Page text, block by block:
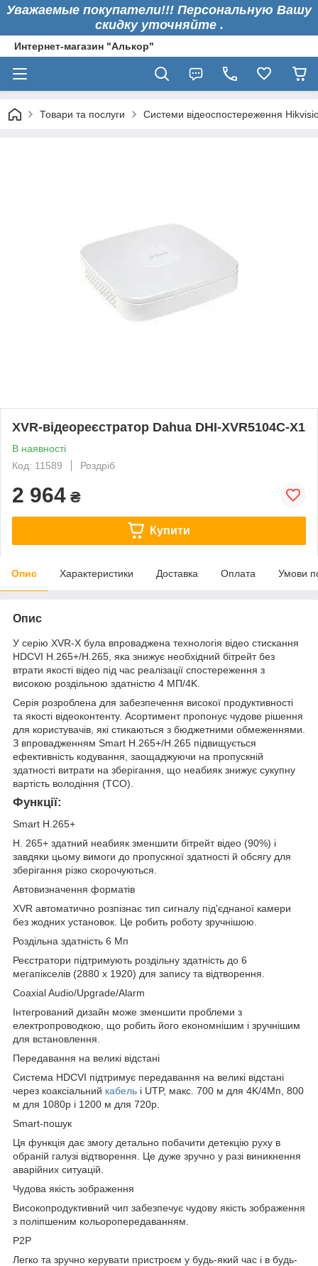
Уважаемые покупатели!!! Персональную Вашу
скидку уточняйте .
Интернет-магазин "Алькор"
Товари та послуги Системи відеоспостереження
XVR-відеореєстратор Dahua DHI-XVR5104C-X1
В наявності
Код: 11589
Роздріб
2 964 ₴
Купити
Опис Характеристики Доставка Оплата Умови
Опис
У серію XVR-X була впроваджена технологія відео стискання
HDCVI H.265+/H.265, яка знижує необхідний бітрейт без
втрати якості відео під час реалізації спостереження з
високою роздільною здатністю 4 МП/4K.
Серія розроблена для забезпечення високої продуктивності
та якості відеоконтенту. Асортимент пропонує чудове рішення
для користувачів, які стикаються з бюджетними обмеженнями.
З впровадженням Smart H.265+/H.265 підвищується
ефективність кодування, заощаджуючи на пропускній
здатності витрати на зберігання, що неабияк знижує сукупну
вартість володіння (TCO).
Функції:
Smart H.265+
H. 265+ здатний неабияк зменшити бітрейт відео (90%) і
завдяки цьому вимоги до пропускної здатності й обсягу для
зберігання різко скорочуються.
Автовизначення форматів
XVR автоматично розпізнає тип сигналу під'єднаної камери
без жодних установок. Це робить роботу зручнішою.
Роздільна здатність 6 Мп
Реєстратори підтримують роздільну здатність до 6
мегапікселів (2880 х 1920) для запису та відтворення.
Coaxial Audio/Upgrade/Alarm
Інтегрований дизайн може зменшити проблеми з
електропроводкою, що робить його економнішим і зручнішим
для встановлення.
Передавання на великі відстані
Система HDCVI підтримує передавання на великі відстані
через коаксіальний кабель і UTP, макс. 700 м для 4K/4Mп, 800
м для 1080p і 1200 м для 720p.
Smart-пошук
Ця функція дає змогу детально побачити детекцію руху в
обраній галузі відтворення. Це дуже зручно у разі виникнення
аварійних ситуацій.
Чудова якість зображення
Високопродуктивний чип забезпечує чудову якість зображення
з поліпшеним кольоропередаванням.
P2P
Легко та зручно керувати пристроєм у будь-який час і в будь-